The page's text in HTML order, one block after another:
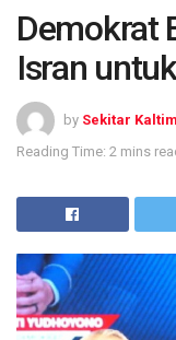
Demokrat
Isran
by Sekitar Kaltim
Reading Time: 2 mins